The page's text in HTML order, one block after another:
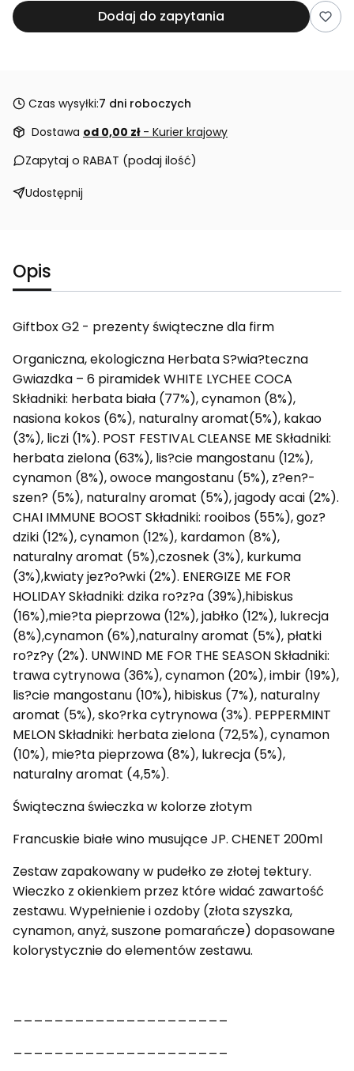
Dodaj do zapytania
Czas wysyłki:7 dni roboczych
Dostawa od 0,00 zł - Kurier krajowy
Zapytaj o RABAT (podaj ilość)
Udostępnij
Opis
Giftbox G2 - prezenty świąteczne dla firm
Organiczna, ekologiczna Herbata S?wia?teczna
Gwiazdka – 6 piramidek WHITE LYCHEE COCA
Składniki: herbata biała (77%), cynamon (8%),
nasiona kokos (6%), naturalny aromat(5%), kakao
(3%), liczi (1%). POST FESTIVAL CLEANSE ME Składniki:
herbata zielona (63%), lis?cie mangostanu (12%),
cynamon (8%), owoce mangostanu (5%), z?en?-
szen? (5%), naturalny aromat (5%), jagody acai (2%).
CHAI IMMUNE BOOST Składniki: rooibos (55%), goz?
dziki (12%), cynamon (12%), kardamon (8%),
naturalny aromat (5%),czosnek (3%), kurkuma
(3%),kwiaty jez?o?wki (2%). ENERGIZE ME FOR
HOLIDAY Składniki: dzika ro?z?a (39%),hibiskus
(16%),mie?ta pieprzowa (12%), jabłko (12%), lukrecja
(8%),cynamon (6%),naturalny aromat (5%), płatki
ro?z?y (2%). UNWIND ME FOR THE SEASON Składniki:
trawa cytrynowa (36%), cynamon (20%), imbir (19%),
lis?cie mangostanu (10%), hibiskus (7%), naturalny
aromat (5%), sko?rka cytrynowa (3%). PEPPERMINT
MELON Składniki: herbata zielona (72,5%), cynamon
(10%), mie?ta pieprzowa (8%), lukrecja (5%),
naturalny aromat (4,5%).
Świąteczna świeczka w kolorze złotym
Francuskie białe wino musujące JP. CHENET 200ml
Zestaw zapakowany w pudełko ze złotej tektury.
Wieczko z okienkiem przez które widać zawartość
zestawu. Wypełnienie i ozdoby (złota szyszka,
cynamon, anyż, suszone pomarańcze) dopasowane
kolorystycznie do elementów zestawu.